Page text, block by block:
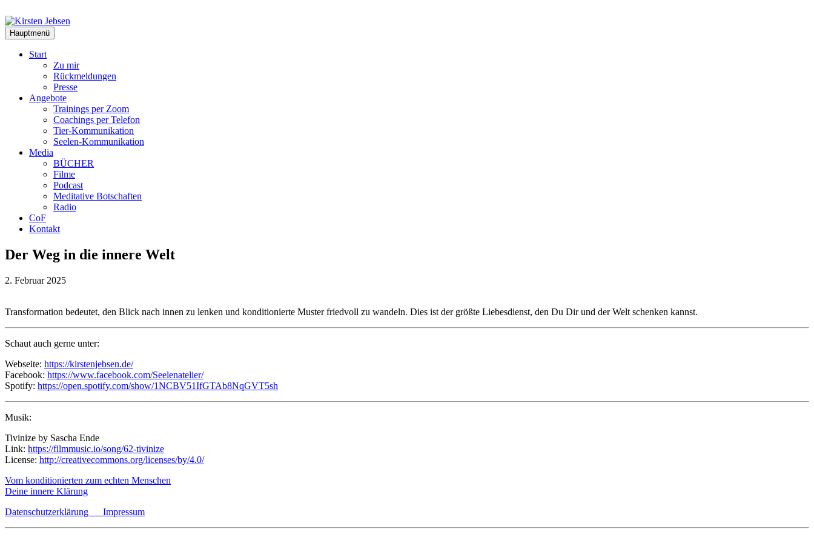
Inhalt
springen
Hauptmenü
Start
Zu mir
Rückmeldungen
Presse
Angebote
Trainings per Zoom
Coachings per Telefon
Tier-Kommunikation
Seelen-Kommunikation
Media
BÜCHER
Filme
Podcast
Meditative Botschaften
Radio
CoF
Kontakt
Der Weg in die innere Welt
2. Februar 2025
Transformation bedeutet, den Blick nach innen zu lenken und konditionierte Muster friedvoll zu wandeln. Dies ist der größte Liebesdienst, den Du Dir und der Welt schenken kannst.
Schaut auch gerne unter:
Webseite: https://kirstenjebsen.de/
Facebook: https://www.facebook.com/Seelenatelier/
Spotify: https://open.spotify.com/show/1NCBV51IfGTAb8NqGVT5sh
Musik:
Tivinize by Sascha Ende
Link: https://filmmusic.io/song/62-tivinize
License: http://creativecommons.org/licenses/by/4.0/
Beitragsnavigation
Vom konditionierten zum echten Menschen
Deine innere Klärung
Datenschutzerklärung Impressum